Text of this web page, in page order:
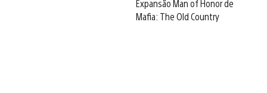
Expansão Man of Honor de
Mafia: The Old Country